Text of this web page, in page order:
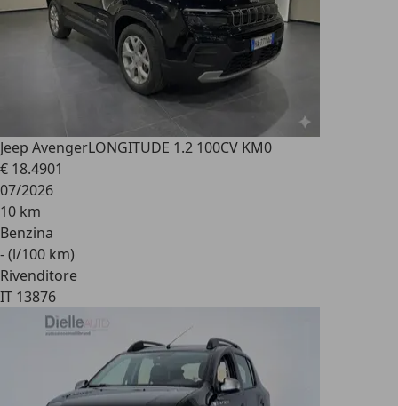
Jeep AvengerLONGITUDE 1.2 100CV KM0
€ 18.4901
07/2026
10 km
Benzina
- (l/100 km)
Rivenditore
IT 13876